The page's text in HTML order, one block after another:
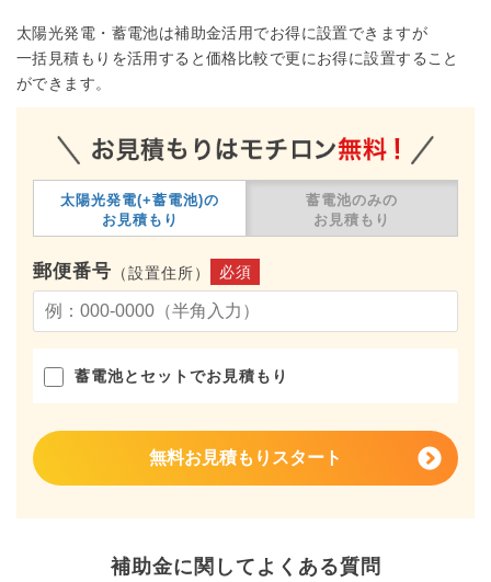
太陽光発電・蓄電池は補助金活用でお得に設置できますが
一括見積もりを活用すると価格比較で更にお得に設置すること
ができます。
太陽光発電(+蓄電池)の
お見積もり
蓄電池のみの
お見積もり
郵便番号 （設置住所） 必須
蓄電池とセットでお見積もり
無料お見積もりスタート
補助金に関してよくある質問